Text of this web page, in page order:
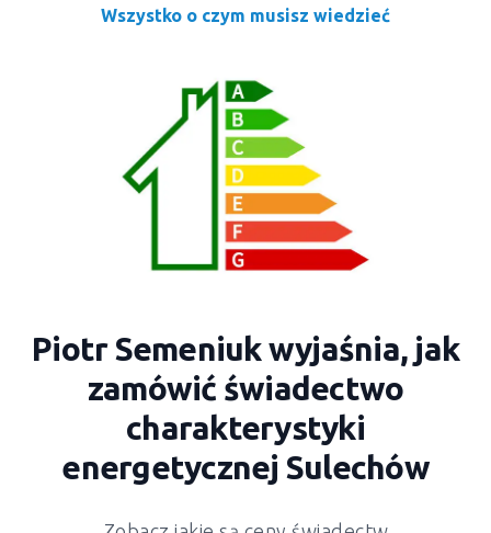
Wszystko o czym musisz wiedzieć
Piotr Semeniuk wyjaśnia, jak
zamówić świadectwo
charakterystyki
energetycznej Sulechów